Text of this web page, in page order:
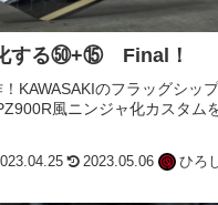
する㊿+⑮ Final！
KAWASAKIのフラッグシップ
風ニンジャ化カスタム
2023.05.06 ひろ